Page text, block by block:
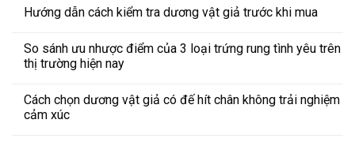
Hướng dẫn cách kiểm tra dương vật giả trước khi mua
So sánh ưu nhược điểm của 3 loại trứng rung tình yêu trên
thị trường hiện nay
Cách chọn dương vật giả có đế hít chân không trải nghiệm
cảm xúc